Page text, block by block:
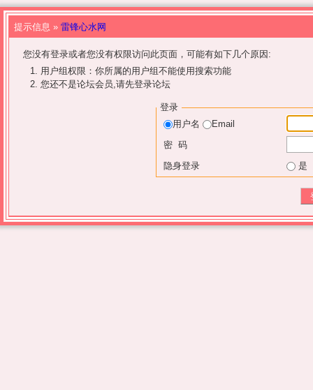
提示信息 » 雷锋心水网
您没有登录或者您没有权限访问此页面，可能有如下几个原因:
用户组权限：你所属的用户组不能使用搜索功能
您还不是论坛会员,请先登录论坛
登录
用户名
Email
密 码
隐身登录